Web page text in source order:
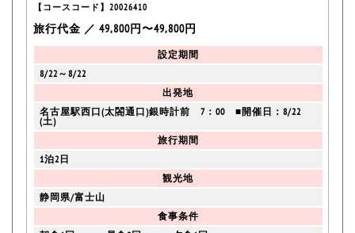
【コースコード】20026410
旅行代金 ／ 49,800円〜49,800円
設定期間
8/22～8/22
出発地
名古屋駅西口(太閤通口)銀時計前 7：00 ■開催日：8/22
(土)
旅行期間
1泊2日
観光地
静岡県/富士山
食事条件